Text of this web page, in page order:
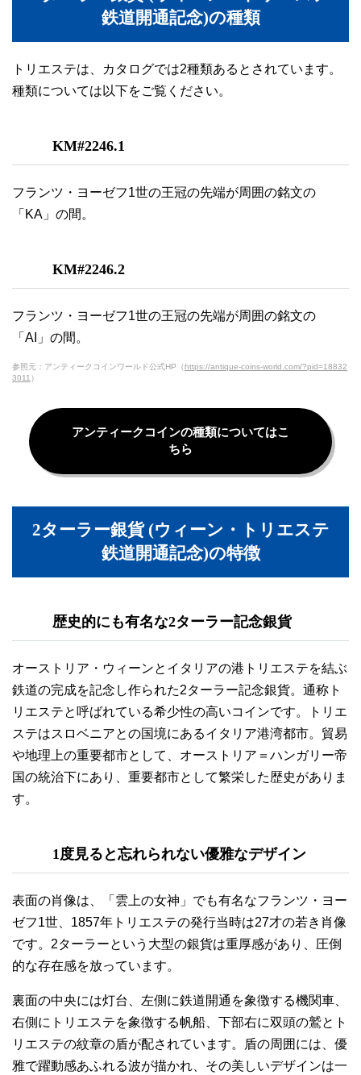
鉄道開通記念)の種類
トリエステは、カタログでは2種類あるとされています。
種類については以下をご覧ください。
KM#2246.1
フランツ・ヨーゼフ1世の王冠の先端が周囲の銘文の
「KA」の間。
KM#2246.2
フランツ・ヨーゼフ1世の王冠の先端が周囲の銘文の
「AI」の間。
参照元：アンティークコインワールド公式HP（https://antique-coins-world.com/?pid=18832
3011 ）
アンティークコインの種類についてはこ
ちら
2ターラー銀貨 (ウィーン・トリエステ
鉄道開通記念)の特徴
歴史的にも有名な2ターラー記念銀貨
オーストリア・ウィーンとイタリアの港トリエステを結ぶ
鉄道の完成を記念し作られた2ターラー記念銀貨。通称ト
リエステと呼ばれている希少性の高いコインです。トリエ
ステはスロベニアとの国境にあるイタリア港湾都市。貿易
や地理上の重要都市として、オーストリア＝ハンガリー帝
国の統治下にあり、重要都市として繁栄した歴史がありま
す。
1度見ると忘れられない優雅なデザイン
表面の肖像は、「雲上の女神」でも有名なフランツ・ヨー
ゼフ1世、1857年トリエステの発行当時は27才の若き肖像
です。2ターラーという大型の銀貨は重厚感があり、圧倒
的な存在感を放っています。
裏面の中央には灯台、左側に鉄道開通を象徴する機関車、
右側にトリエステを象徴する帆船、下部右に双頭の鷲とト
リエステの紋章の盾が配されています。盾の周囲には、優
雅で躍動感あふれる波が描かれ、その美しいデザインは一